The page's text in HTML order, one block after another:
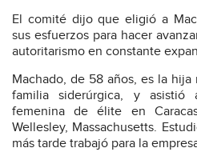
El comité dijo que eligió a
sus esfuerzos para hacer
autoritarismo en constante
Machado, de 58 años, es la
familia siderúrgica, y asistió
femenina de élite en
Wellesley, Massachusetts.
más tarde trabajó para la